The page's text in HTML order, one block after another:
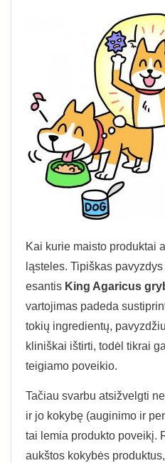
Kai kurie maisto produktai
ląsteles. Tipiškas pavyzdys
esantis King Agaricus
vartojimas padeda
tokių ingredientų,
kliniškai ištirti, todėl tikrai
teigiamo poveikio.
Tačiau svarbu atsižvelgti
ir jo kokybę (auginimo ir
tai lemia produkto poveikį.
aukštos kokybės